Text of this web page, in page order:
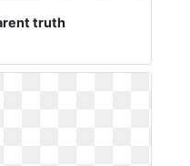
truth